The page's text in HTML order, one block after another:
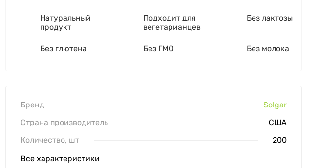
Натуральный
продукт
Подходит для
вегетарианцев
Без лактозы
Без глютена Без ГМО Без молока
Бренд
Solgar
Страна производитель
США
Количество, шт
200
Все характеристики